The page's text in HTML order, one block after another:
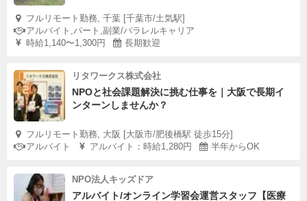
フルリモート勤務, 千葉 [千葉市/土気駅]
アルバイト,パート,副業/パラレルキャリア
時給1,140〜1,300円
長期歓迎
リタワークス株式会社
NPOと社会課題解決に挑む仕事を｜大阪で長期イ
ンターンしませんか？
フルリモート勤務, 大阪 [大阪市/肥後橋駅 徒歩15分]
アルバイト
アルバイト：時給1,280円 半年からOK
NPO法人キッズドア
アルバイト/オンライン学習会運営スタッフ【医療